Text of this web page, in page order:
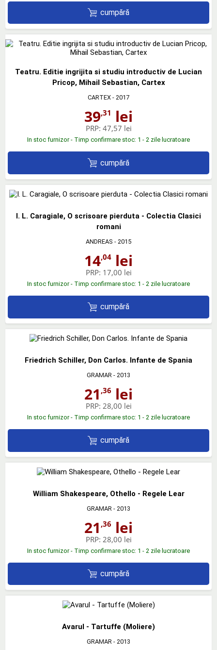
cumpără
Teatru. Editie ingrijita si studiu introductiv de Lucian
Pricop, Mihail Sebastian, Cartex
CARTEX - 2017
39,31 lei
PRP: 47,57 lei
In stoc furnizor - Timp confirmare stoc: 1 - 2 zile lucratoare
cumpără
I. L. Caragiale, O scrisoare pierduta - Colectia Clasici
romani
ANDREAS - 2015
14,04 lei
PRP: 17,00 lei
In stoc furnizor - Timp confirmare stoc: 1 - 2 zile lucratoare
cumpără
Friedrich Schiller, Don Carlos. Infante de Spania
GRAMAR - 2013
21 ,36 lei
PRP: 28,00 lei
In stoc furnizor - Timp confirmare stoc: 1 - 2 zile lucratoare
cumpără
William Shakespeare, Othello - Regele Lear
GRAMAR - 2013
21 ,36 lei
PRP: 28,00 lei
In stoc furnizor - Timp confirmare stoc: 1 - 2 zile lucratoare
cumpără
Avarul - Tartuffe (Moliere)
GRAMAR - 2013